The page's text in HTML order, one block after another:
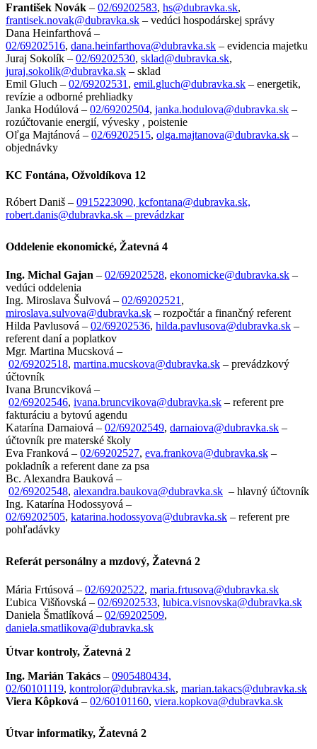
František Novák – 02/69202583, hs@dubravka.sk,
frantisek.novak@dubravka.sk – vedúci hospodárskej správy
Dana Heinfarthová –
02/69202516, dana.heinfarthova@dubravka.sk – evidencia majetku
Juraj Sokolík – 02/69202530, sklad@dubravka.sk,
juraj.sokolik@dubravka.sk – sklad
Emil Gluch – 02/69202531 , emil.gluch@dubravka.sk – energetik,
revízie a odborné prehliadky
Janka Hodúlová – 02/69202504, janka.hodulova@dubravka.sk –
rozúčtovanie energií, vývesky , poistenie
Oľga Majtánová – 02/69202515, olga.majtanova@dubravka.sk –
objednávky
KC Fontána, Ožvoldíkova 12
Róbert Daniš – 0915223090, kcfontana@dubravka.sk,
robert.danis@dubravka.sk – prevádzkar
Oddelenie ekonomické, Žatevná 4
Ing. Michal Gajan – 02/69202528, ekonomicke@dubravka.sk –
vedúci oddelenia
Ing. Miroslava Šulvová – 02/69202521 ,
miroslava.sulvova@dubravka.sk – rozpočtár a finančný referent
Hilda Pavlusová – 02/69202536, hilda.pavlusova@dubravka.sk –
referent daní a poplatkov
Mgr. Martina Mucsková –
02/69202518, martina.mucskova@dubravka.sk – prevádzkový
účtovník
Ivana Bruncviková –
02/69202546, ivana.bruncvikova@dubravka.sk – referent pre
fakturáciu a bytovú agendu
Katarína Darnaiová – 02/69202549, darnaiova@dubravka.sk –
účtovník pre materské školy
Eva Franková – 02/69202527, eva.frankova@dubravka.sk –
pokladník a referent dane za psa
Bc. Alexandra Bauková –
02/69202548, alexandra.baukova@dubravka.sk – hlavný účtovník
Ing. Katarína Hodossyová –
02/69202505, katarina.hodossyova@dubravka.sk – referent pre
pohľadávky
Referát personálny a mzdový, Žatevná 2
Mária Frtúsová – 02/69202522, maria.frtusova@dubravka.sk
Ľubica Višňovská – 02/69202533, lubica.visnovska@dubravka.sk
Daniela Šmatlíková – 02/69202509,
daniela.smatlikova@dubravka.sk
Útvar kontroly, Žatevná 2
Ing. Marián Takács – 0905480434,
02/60101119, kontrolor@dubravka.sk, marian.takacs@dubravka.sk
Viera Kôpková – 02/60101160, viera.kopkova@dubravka.sk
Útvar informatiky, Žatevná 2